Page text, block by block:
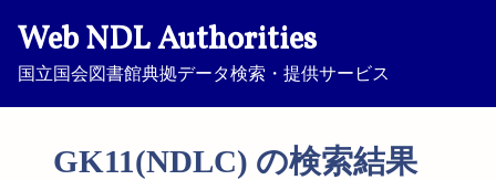
Web NDL Authorities
国立国会図書館典拠データ検索・提供サービス
GK11(NDLC) の検索結果